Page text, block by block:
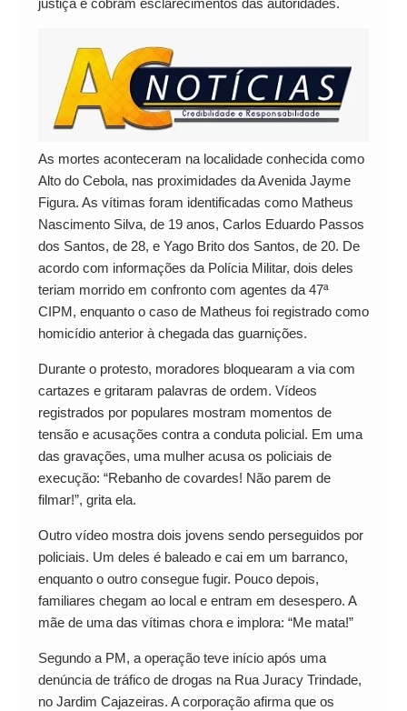
As mortes aconteceram na localidade conhecida como
Alto do Cebola, nas proximidades da Avenida Jayme
Figura. As vítimas foram identificadas como Matheus
Nascimento Silva, de 19 anos, Carlos Eduardo Passos
dos Santos, de 28, e Yago Brito dos Santos, de 20. De
acordo com informações da Polícia Militar, dois deles
teriam morrido em confronto com agentes da 47ª
CIPM, enquanto o caso de Matheus foi registrado como
homicídio anterior à chegada das guarnições.
Durante o protesto, moradores bloquearam a via com
cartazes e gritaram palavras de ordem. Vídeos
registrados por populares mostram momentos de
tensão e acusações contra a conduta policial. Em uma
das gravações, uma mulher acusa os policiais de
execução: “Rebanho de covardes! Não parem de
filmar!”, grita ela.
Outro vídeo mostra dois jovens sendo perseguidos por
policiais. Um deles é baleado e cai em um barranco,
enquanto o outro consegue fugir. Pouco depois,
familiares chegam ao local e entram em desespero. A
mãe de uma das vítimas chora e implora: “Me mata!”
Segundo a PM, a operação teve início após uma
denúncia de tráfico de drogas na Rua Juracy Trindade,
no Jardim Cajazeiras. A corporação afirma que os